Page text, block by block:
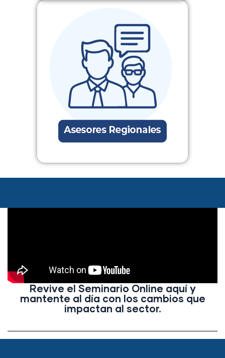
Revive el Seminario Online aquí y
mantente al día con los cambios que
impactan al sector.